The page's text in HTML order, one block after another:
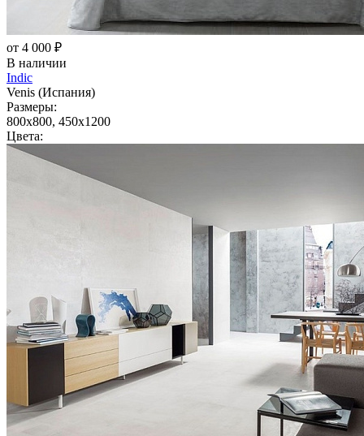
от 4 000 ₽
В наличии
Indic
Venis (Испания)
Размеры:
800x800, 450x1200
Цвета: